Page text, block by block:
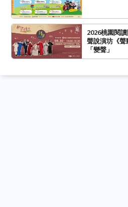
2026桃園閱
聲說演坊《
「變聲」